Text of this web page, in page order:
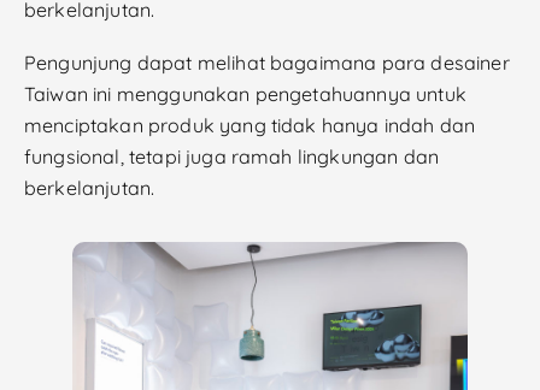
berkelanjutan.
Pengunjung dapat melihat bagaimana para desainer
Taiwan ini menggunakan pengetahuannya untuk
menciptakan produk yang tidak hanya indah dan
fungsional, tetapi juga ramah lingkungan dan
berkelanjutan.